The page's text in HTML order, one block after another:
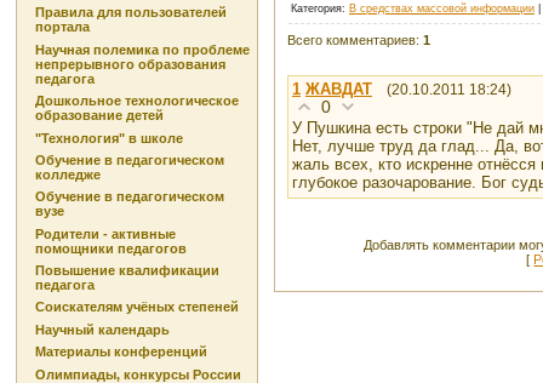
Правила для пользователей
портала
Научная полемика по проблеме
непрерывного образования
педагога
Дошкольное технологическое
образование детей
"Технология" в школе
Обучение в педагогическом
колледже
Обучение в педагогическом
вузе
Родители - активные
помощники педагогов
Повышение квалификации
педагога
Соискателям учёных степеней
Научный календарь
Материалы конференций
Олимпиады, конкурсы России
Категория: В средствах массовой информации
Всего комментариев: 1
1 ЖАВДАТ (20.10.2011 18:24)
0
У Пушкина есть строки "Не дай
Нет, лучше труд да глад... Да,
жаль всех, кто искренне
глубокое разочарование. Бог
Добавлять комментарии
[